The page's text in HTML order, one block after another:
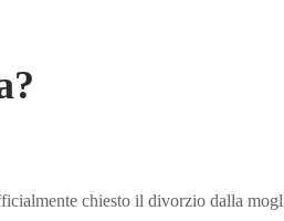
chiesto il divorzio dalla